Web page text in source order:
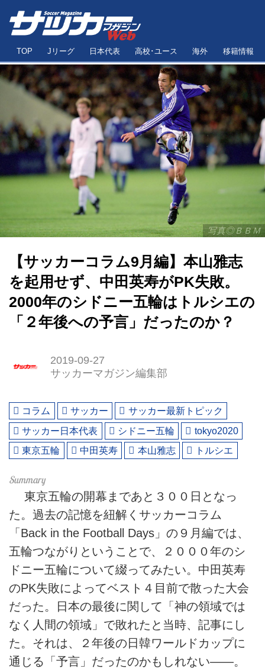
TOP Jリーグ 日本代表 高校･ユース 海外 移籍情報
写真◎ＢＢＭ
【サッカーコラム9月編】本山雅志
を起用せず、中田英寿がPK失敗。
2000年のシドニー五輪はトルシエの
「２年後への予言」だったのか？
2019-09-27
サッカーマガジン編集部
コラム サッカー
サッカー最新トピック
サッカー日本代表
シドニー五輪
tokyo2020
東京五輪
中田英寿 本山雅志 トルシエ
東京五輪の開幕まであと３００日となっ
た。過去の記憶を紐解くサッカーコラム
「Back in the Football Days」の９月編では、
五輪つながりということで、２０００年のシ
ドニー五輪について綴ってみたい。中田英寿
のPK失敗によってベスト４目前で散った大会
だった。日本の最後に関して「神の領域では
なく人間の領域」で敗れたと当時、記事にし
た。それは、２年後の日韓ワールドカップに
通じる「予言」だったのかもしれない――。